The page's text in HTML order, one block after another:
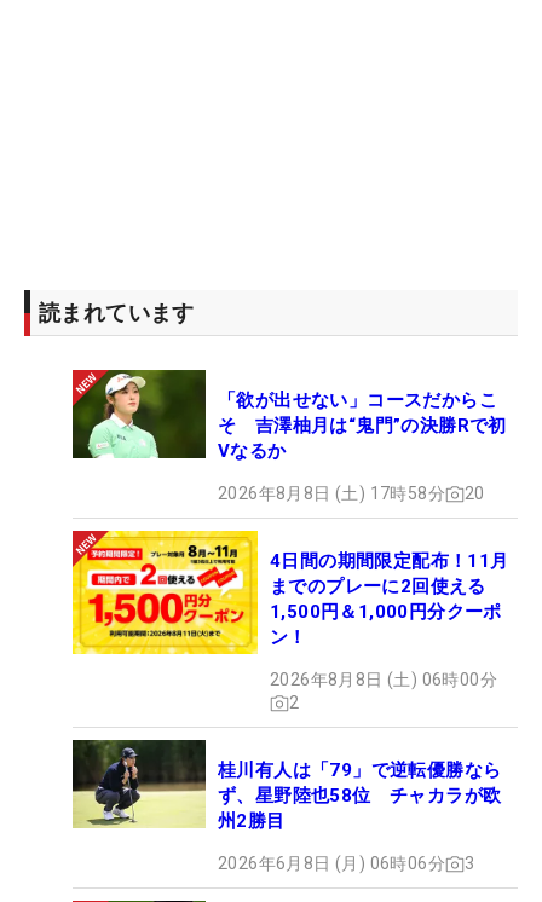
読まれています
「欲が出せない」コースだからこ
そ 吉澤柚月は“鬼門”の決勝Rで初
Vなるか
2026年8月8日 (土) 17時58分 20
4日間の期間限定配布！11月
までのプレーに2回使える
1,500円＆1,000円分クーポ
ン！
2026年8月8日 (土) 06時00分
2
桂川有人は「79」で逆転優勝なら
ず、星野陸也58位 チャカラが欧
州2勝目
2026年6月8日 (月) 06時06分 3